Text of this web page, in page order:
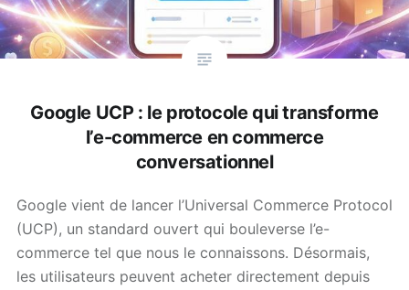
Google UCP : le protocole qui transforme
l’e-commerce en commerce
conversationnel
Google vient de lancer l’Universal Commerce Protocol
(UCP), un standard ouvert qui bouleverse l’e-
commerce tel que nous le connaissons. Désormais,
les utilisateurs peuvent acheter directement depuis